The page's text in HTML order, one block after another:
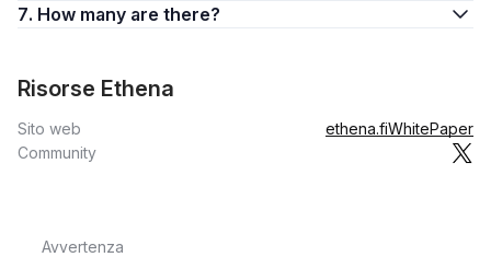
7. How many are there?
Risorse Ethena
Sito web ethena.fiWhitePaper
Community
Avvertenza